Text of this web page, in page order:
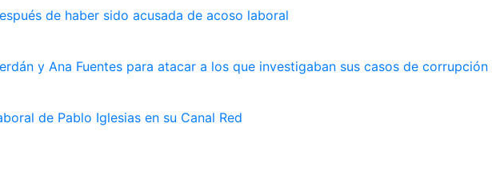
de haber sido acusada de acoso laboral
y Ana Fuentes para atacar a los que investigaban sus casos de corrupción
de Pablo Iglesias en su Canal Red